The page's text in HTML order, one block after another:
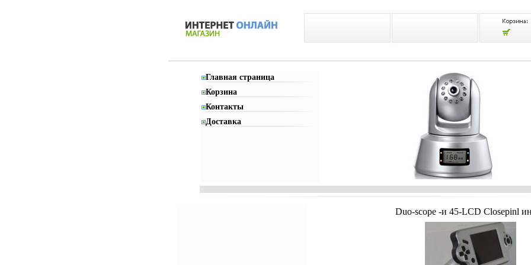
Главная страница
Корзина
Контакты
Доставка
Duo-scope -и 45-LCD Closepinl